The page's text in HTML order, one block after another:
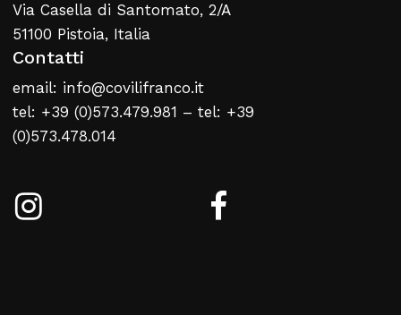
Via Casella di Santomato, 2/A
51100 Pistoia, Italia
Contatti
email: info@covilifranco.it
tel: +39 (0)573.479.981 – tel: +39
(0)573.478.014